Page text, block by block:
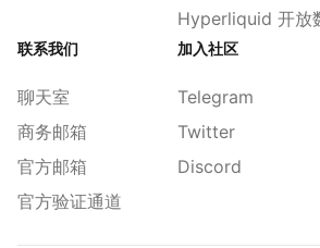
Hyperliquid 开放
联系我们
聊天室
商务邮箱
官方邮箱
官方验证通道
加入社区
Telegram
Twitter
Discord